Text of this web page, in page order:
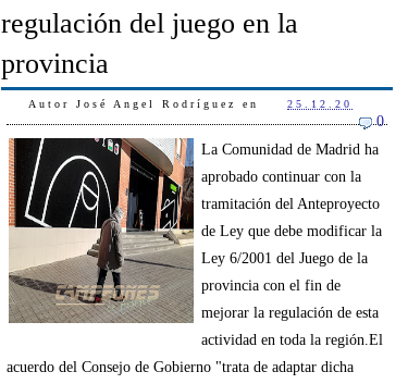
regulación del juego en la
provincia
Autor José Angel Rodríguez en 25.12.20
0
La Comunidad de Madrid ha
aprobado continuar con la
tramitación del Anteproyecto
de Ley que debe modificar la
Ley 6/2001 del Juego de la
provincia con el fin de
mejorar la regulación de esta
actividad en toda la región.El
acuerdo del Consejo de Gobierno "trata de adaptar dicha